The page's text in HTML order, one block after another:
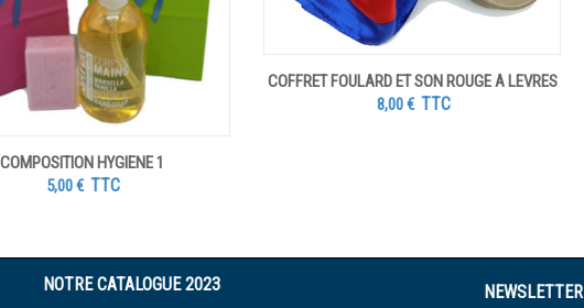
COMPOSITION HYGIENE 1
5,00€ TTC
COFFRET FOULARD ET SON ROUGE A LEVRES
8,00€ TTC
NOTRE CATALOGUE 2023 NEWSLETTER